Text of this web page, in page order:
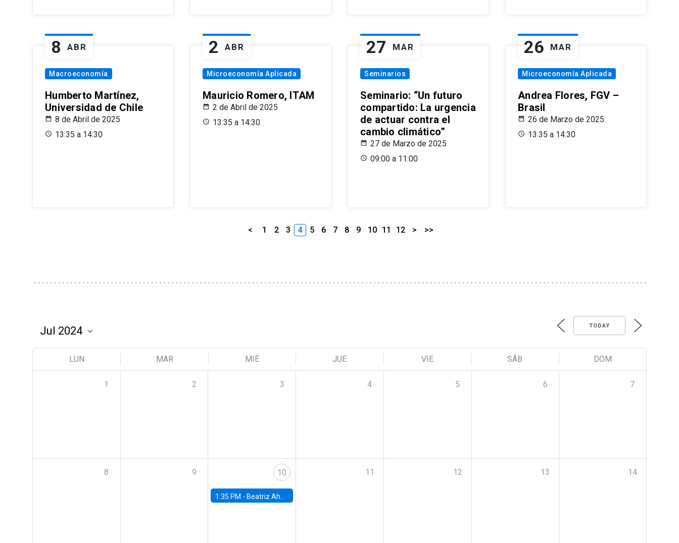
8 ABR
Macroeconomía
Humberto Martínez,
Universidad de Chile
8 de Abril de 2025
13:35 a 14:30
2 ABR
Microeconomía Aplicada
Mauricio Romero, ITAM
2 de Abril de 2025
13:35 a 14:30
27 MAR
Seminarios
Seminario: “Un futuro
compartido: La urgencia
de actuar contra el
cambio climático”
27 de Marzo de 2025
09:00 a 11:00
26 MAR
Microeconomía Aplicada
Andrea Flores, FGV –
Brasil
26 de Marzo de 2025
13:35 a 14:30
< 1 2 3 4 5 6 7 8 9 10 11 12 > >>
TODAY
LUN MAR MIÉ JUE VIE SÁB DOM
1 2 3 4 5 6 7
8 9 10
1:35 PM - Beatriz Ahumada, PhD candidate, Universidad de Pittsburgh
11 12 13 14